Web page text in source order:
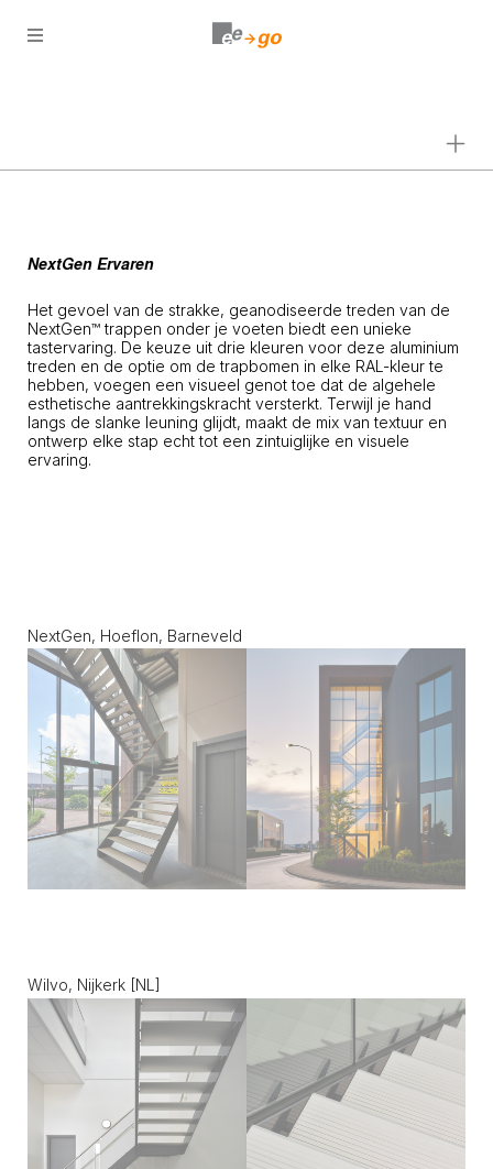
Open
NextGen Ervaren
Het gevoel van de strakke, geanodiseerde treden van de
NextGen™ trappen onder je voeten biedt een unieke
tastervaring. De keuze uit drie kleuren voor deze aluminium
treden en de optie om de trapbomen in elke RAL-kleur te
hebben, voegen een visueel genot toe dat de algehele
esthetische aantrekkingskracht versterkt. Terwijl je hand
langs de slanke leuning glijdt, maakt de mix van textuur en
ontwerp elke stap echt tot een zintuiglijke en visuele
ervaring.
NextGen, Hoeflon, Barneveld
Wilvo, Nijkerk [NL]